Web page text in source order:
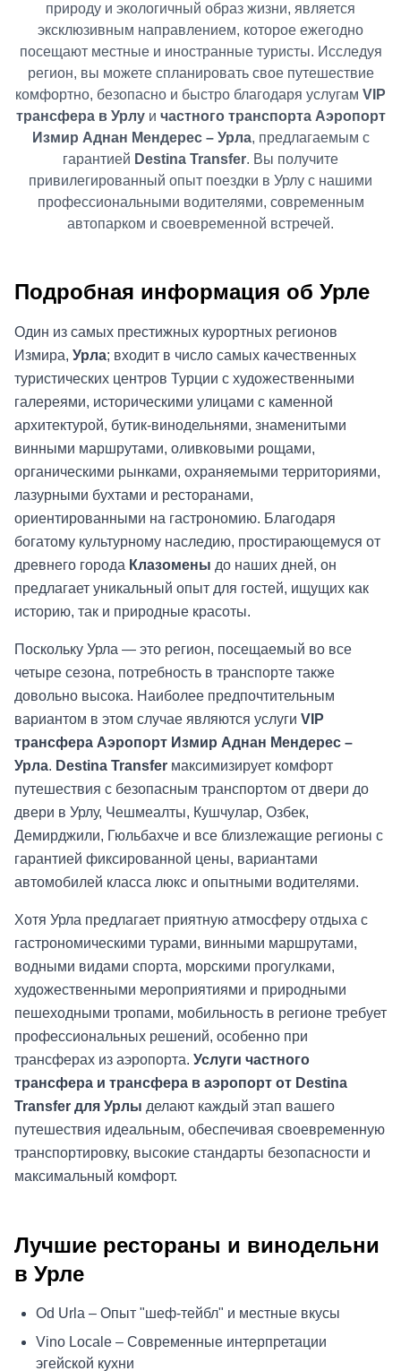
природу и экологичный образ жизни, является
эксклюзивным направлением, которое ежегодно
посещают местные и иностранные туристы. Исследуя
регион, вы можете спланировать свое путешествие
комфортно, безопасно и быстро благодаря услугам VIP
трансфера в Урлуи частного транспорта Аэропорт
Измир Аднан Мендерес – Урла, предлагаемым с
гарантией Destina Transfer. Вы получите
привилегированный опыт поездки в Урлу с нашими
профессиональными водителями, современным
автопарком и своевременной встречей.
Подробная информация об Урле
Один из самых престижных курортных регионов
Измира, Урла; входит в число самых качественных
туристических центров Турции с художественными
галереями, историческими улицами с каменной
архитектурой, бутик-винодельнями, знаменитыми
винными маршрутами, оливковыми рощами,
органическими рынками, охраняемыми территориями,
лазурными бухтами и ресторанами,
ориентированными на гастрономию. Благодаря
богатому культурному наследию, простирающемуся от
древнего города Клазомены до наших дней, он
предлагает уникальный опыт для гостей, ищущих как
историю, так и природные красоты.
Поскольку Урла — это регион, посещаемый во все
четыре сезона, потребность в транспорте также
довольно высока. Наиболее предпочтительным
вариантом в этом случае являются услуги VIP
трансфера Аэропорт Измир Аднан Мендерес –
Урла. Destina Transfer максимизирует комфорт
путешествия с безопасным транспортом от двери до
двери в Урлу, Чешмеалты, Кушчулар, Озбек,
Демирджили, Гюльбахче и все близлежащие регионы с
гарантией фиксированной цены, вариантами
автомобилей класса люкс и опытными водителями.
Хотя Урла предлагает приятную атмосферу отдыха с
гастрономическими турами, винными маршрутами,
водными видами спорта, морскими прогулками,
художественными мероприятиями и природными
пешеходными тропами, мобильность в регионе требует
профессиональных решений, особенно при
трансферах из аэропорта. Услуги частного
трансфера и трансфера в аэропорт от Destina
Transfer для Урлы делают каждый этап вашего
путешествия идеальным, обеспечивая своевременную
транспортировку, высокие стандарты безопасности и
максимальный комфорт.
Лучшие рестораны и винодельни
в Урле
Od Urla – Опыт "шеф-тейбл" и местные вкусы
Vino Locale – Современные интерпретации
эгейской кухни